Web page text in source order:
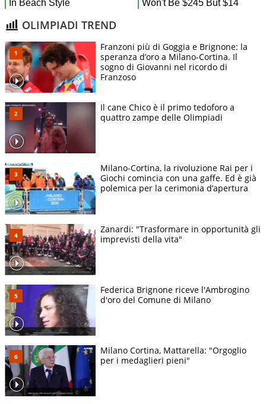
OLIMPIADI TREND
Franzoni più di Goggia e Brignone: la
speranza d’oro a Milano-Cortina. Il
sogno di Giovanni nel ricordo di
Franzoso
Il cane Chico è il primo tedoforo a
quattro zampe delle Olimpiadi
Milano-Cortina, la rivoluzione Rai per i
Giochi comincia con una gaffe. Ed è già
polemica per la cerimonia d’apertura
Zanardi: "Trasformare in opportunità gli
imprevisti della vita"
Federica Brignone riceve l'Ambrogino
d'oro del Comune di Milano
Milano Cortina, Mattarella: "Orgoglio
per i medaglieri pieni"